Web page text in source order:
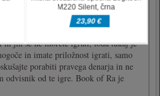
Ra
igre lahko v resničnem življenju
celo zanimive, vendar ste samo
in jih še ne morete igrati, toda tukaj je
in imate priložnost igrati, samo
porabiti pravega denarja in ne
odvisnik od te igre. Book of Ra je